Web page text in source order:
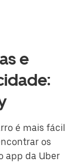
e
é mais fácil
os
app da Uber